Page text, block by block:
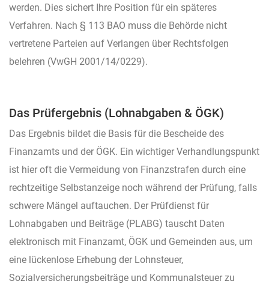
werden. Dies sichert Ihre Position für ein späteres
Verfahren. Nach § 113 BAO muss die Behörde nicht
vertretene Parteien auf Verlangen über Rechtsfolgen
belehren (VwGH 2001/14/0229).
Das Prüfergebnis (Lohnabgaben & ÖGK)
Das Ergebnis bildet die Basis für die Bescheide des
Finanzamts und der ÖGK. Ein wichtiger Verhandlungspunkt
ist hier oft die Vermeidung von Finanzstrafen durch eine
rechtzeitige Selbstanzeige noch während der Prüfung, falls
schwere Mängel auftauchen. Der Prüfdienst für
Lohnabgaben und Beiträge (PLABG) tauscht Daten
elektronisch mit Finanzamt, ÖGK und Gemeinden aus, um
eine lückenlose Erhebung der Lohnsteuer,
Sozialversicherungsbeiträge und Kommunalsteuer zu